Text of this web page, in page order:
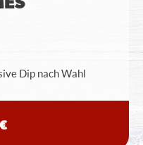
Dip nach Wahl